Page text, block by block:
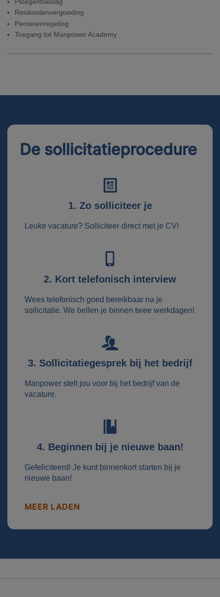
Reiskostenvergoeding
Pensioenregeling
Toegang tot Manpower Academy
De sollicitatieprocedure
1. Zo solliciteer je
Leuke vacature? Solliciteer direct met je CV!
2. Kort telefonisch interview
Wees telefonisch goed bereikbaar na je
sollicitatie. We bellen je binnen twee werkdagen!
3. Sollicitatiegesprek bij het bedrijf
Manpower stelt jou voor bij het bedrijf van de
vacature.
4. Beginnen bij je nieuwe baan!
Gefeliciteerd! Je kunt binnenkort starten bij je
nieuwe baan!
MEER LADEN